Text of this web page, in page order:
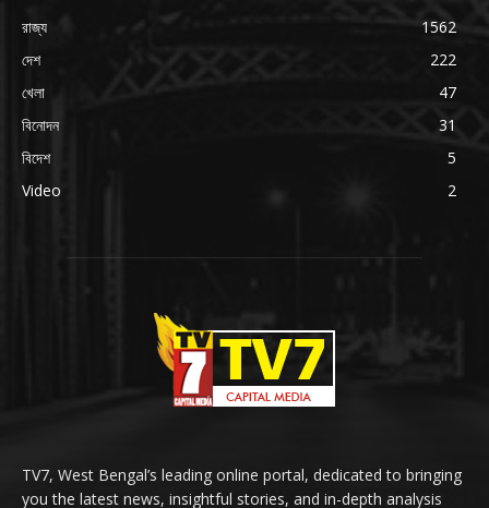
রাজ্য
1562
দেশ
222
খেলা
47
বিনোদন
31
বিদেশ
5
Video
2
TV7, West Bengal’s leading online portal, dedicated to bringing
you the latest news, insightful stories, and in-depth analysis